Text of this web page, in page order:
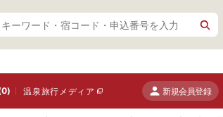
温泉旅行メディア 新規会員登録